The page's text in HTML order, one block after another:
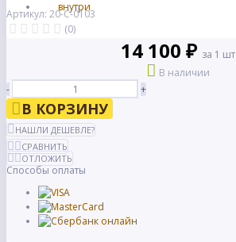
Артикул: 20-С-0103
(0)
14 100 ₽ за 1 шт
В наличии
-
+
В КОРЗИНУ
НАШЛИ ДЕШЕВЛЕ?
СРАВНИТЬ
ОТЛОЖИТЬ
Способы оплаты